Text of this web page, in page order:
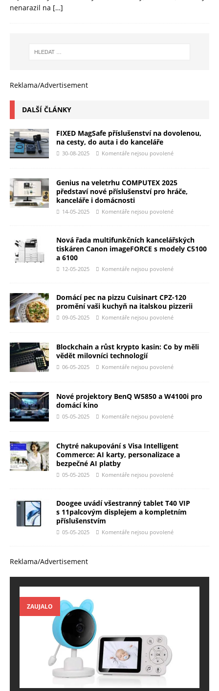
nenarazil na […]
Reklama/Advertisement
DALŠÍ ČLÁNKY
FIXED MagSafe příslušenství na dovolenou,
na cesty, do auta i do kanceláře
30-08-2025 Komentáře nejsou povolené
Genius na veletrhu COMPUTEX 2025
představí nové příslušenství pro hráče,
kanceláře i domácnosti
14-05-2025 Komentáře nejsou povolené
Nová řada multifunkčních kancelářských
tiskáren Canon imageFORCE s modely C5100
a 6100
12-05-2025 Komentáře nejsou povolené
Domácí pec na pizzu Cuisinart CPZ-120
promění vaši kuchyň na italskou pizzerii
09-05-2025 Komentáře nejsou povolené
Blockchain a růst krypto kasin: Co by měli
vědět milovníci technologií
06-05-2025 Komentáře nejsou povolené
Nové projektory BenQ W5850 a W4100i pro
domácí kino
05-05-2025 Komentáře nejsou povolené
Chytré nakupování s Visa Intelligent
Commerce: AI karty, personalizace a
bezpečné AI platby
05-05-2025 Komentáře nejsou povolené
Doogee uvádí všestranný tablet T40 VIP
s 11palcovým displejem a kompletním
příslušenstvím
05-05-2025 Komentáře nejsou povolené
Reklama/Advertisement
ZAUJALO